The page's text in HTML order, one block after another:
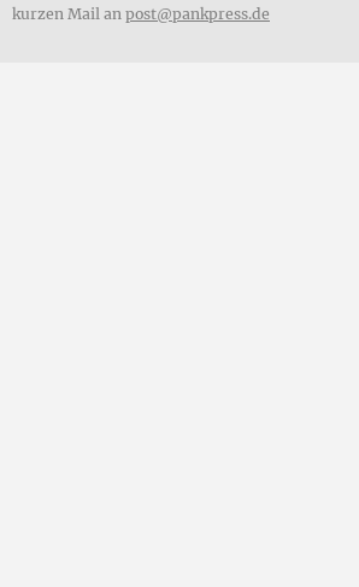
kurzen Mail an post@pankpress.de